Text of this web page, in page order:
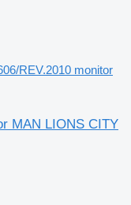
REV.2010 monitor
MAN LIONS CITY